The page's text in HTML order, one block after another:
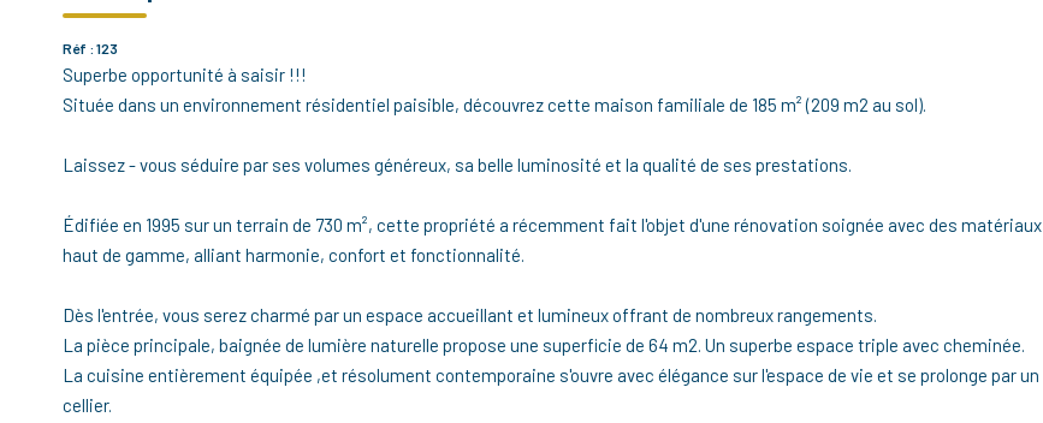
Réf : 123
Superbe opportunité à saisir !!!
Située dans un environnement résidentiel paisible, découvrez cette maison familiale de 185 m² (209 m2 au sol).
Laissez - vous séduire par ses volumes généreux, sa belle luminosité et la qualité de ses prestations.
Édifiée en 1995 sur un terrain de 730 m², cette propriété a récemment fait l'objet d'une rénovation soignée avec des matériaux
haut de gamme, alliant harmonie, confort et fonctionnalité.
Dès l'entrée, vous serez charmé par un espace accueillant et lumineux offrant de nombreux rangements.
La pièce principale, baignée de lumière naturelle propose une superficie de 64 m2. Un superbe espace triple avec cheminée.
La cuisine entièrement équipée ,et résolument contemporaine s'ouvre avec élégance sur l'espace de vie et se prolonge par un
cellier.